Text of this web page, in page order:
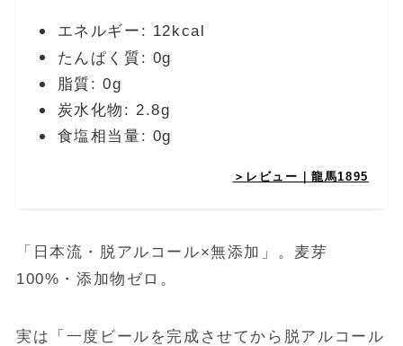
エネルギー: 12kcal
たんぱく質: 0g
脂質: 0g
炭水化物: 2.8g
食塩相当量: 0g
＞レビュー｜龍馬1895
「日本流・脱アルコール×無添加」。麦芽
100%・添加物ゼロ。
実は「一度ビールを完成させてから脱アルコール